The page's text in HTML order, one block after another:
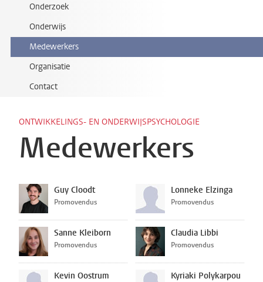
Onderzoek
Onderwijs
Medewerkers
Organisatie
Contact
ONTWIKKELINGS- EN ONDERWIJSPSYCHOLOGIE
Medewerkers
Guy Cloodt
Promovendus
Lonneke Elzinga
Promovendus
Sanne Kleiborn
Promovendus
Claudia Libbi
Promovendus
Kevin Oostrum Kyriaki Polykarpou